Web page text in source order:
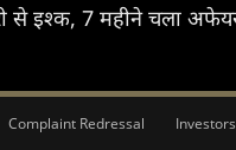
से इश्क, 7 महीने चला
Complaint Redressal Investors